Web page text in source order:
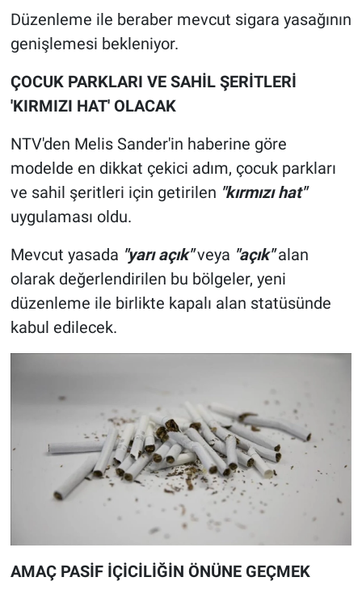
Düzenleme ile beraber mevcut sigara yasağının
genişlemesi bekleniyor.
ÇOCUK PARKLARI VE SAHİL ŞERİTLERİ
'KIRMIZI HAT' OLACAK
NTV'den Melis Sander'in haberine göre
modelde en dikkat çekici adım, çocuk parkları
ve sahil şeritleri için getirilen "kırmızı hat"
uygulaması oldu.
Mevcut yasada "yarı açık"veya "açık"alan
olarak değerlendirilen bu bölgeler, yeni
düzenleme ile birlikte kapalı alan statüsünde
kabul edilecek.
AMAÇ PASİF İÇİCİLİĞİN ÖNÜNE GEÇMEK